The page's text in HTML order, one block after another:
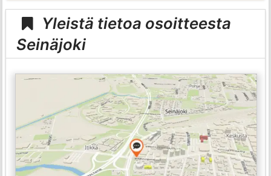
Yleistä tietoa osoitteesta
Seinäjoki